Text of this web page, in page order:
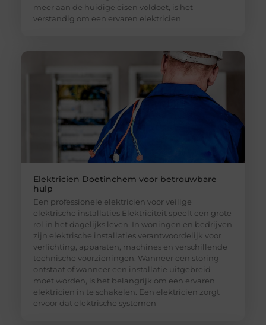
meer aan de huidige eisen voldoet, is het
verstandig om een ervaren elektricien
Elektricien Doetinchem voor betrouwbare
hulp
Een professionele elektricien voor veilige
elektrische installaties Elektriciteit speelt een grote
rol in het dagelijks leven. In woningen en bedrijven
zijn elektrische installaties verantwoordelijk voor
verlichting, apparaten, machines en verschillende
technische voorzieningen. Wanneer een storing
ontstaat of wanneer een installatie uitgebreid
moet worden, is het belangrijk om een ervaren
elektricien in te schakelen. Een elektricien zorgt
ervoor dat elektrische systemen